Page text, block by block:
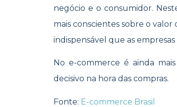
negócio e o consumidor.
mais conscientes sobre o
indispensável que as
No e-commerce é ainda
decisivo na hora das compras.
Fonte: E-commerce Brasil